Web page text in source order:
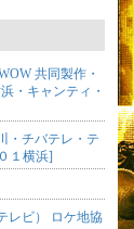
共同製作・
・キャンティ・
・チバテレ・テ
１横浜]
レビ） ロケ地協